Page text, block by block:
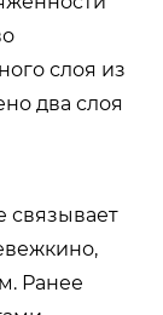
слоя из
два слоя
связывает
Ранее